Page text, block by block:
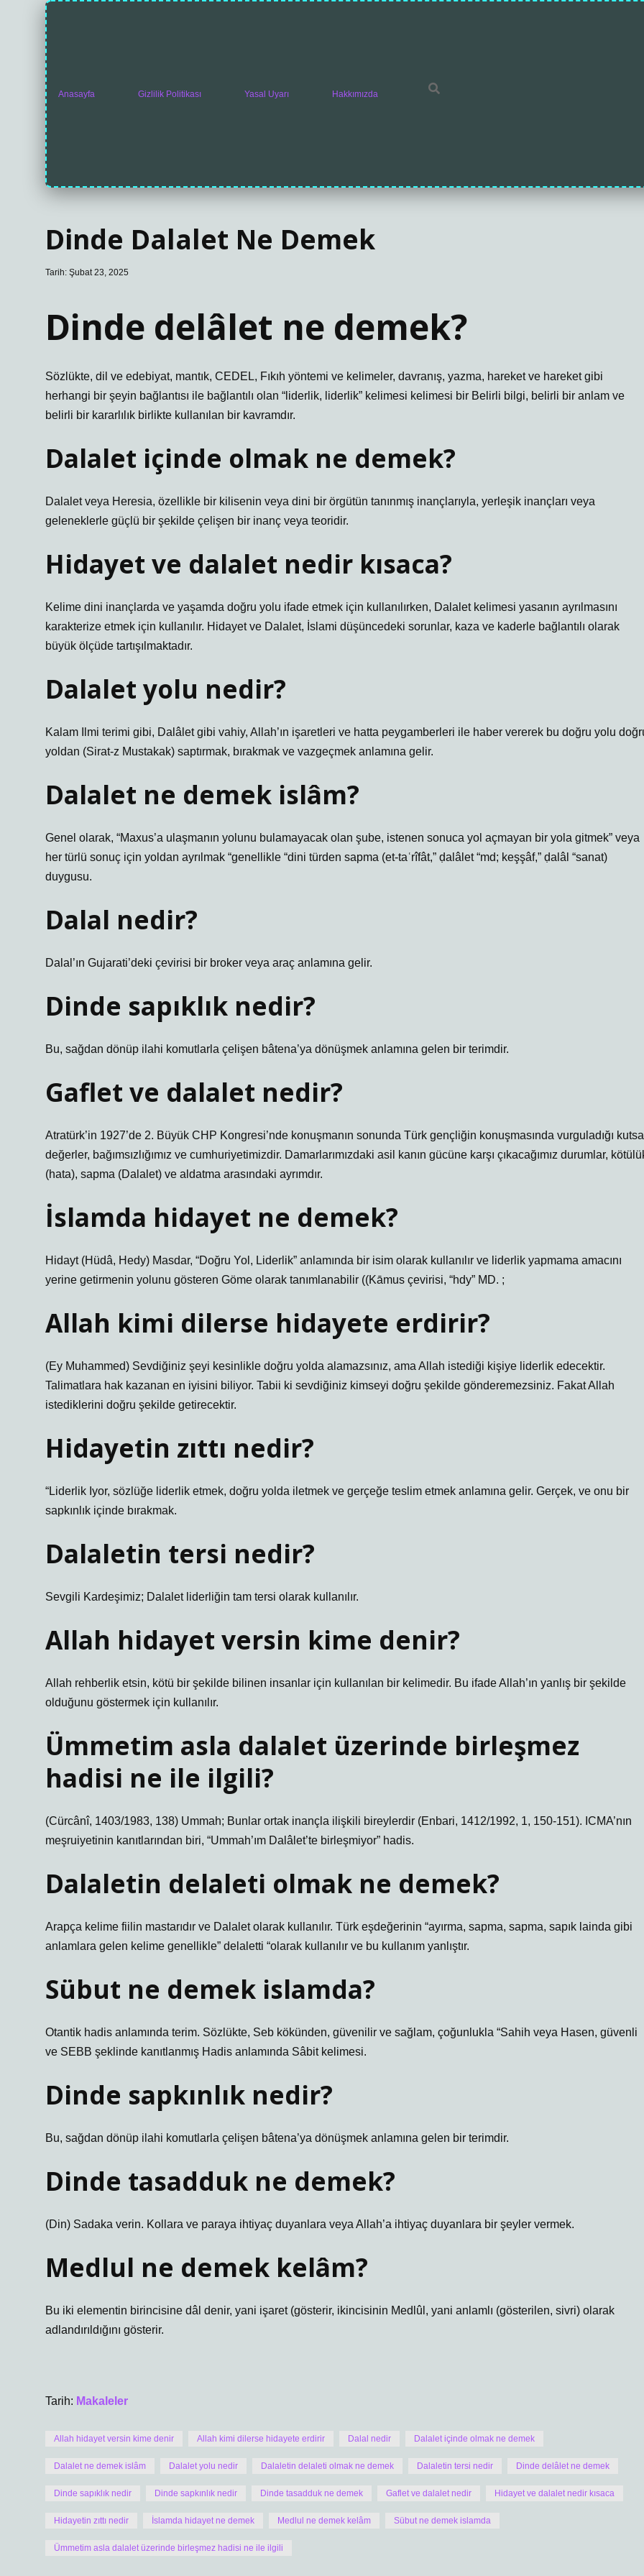
Anasayfa Gizlilik Politikası Yasal Uyarı Hakkımızda
Dinde Dalalet Ne Demek
Tarih: Şubat 23, 2025
Dinde delâlet ne demek?
Sözlükte, dil ve edebiyat, mantık, CEDEL, Fıkıh yöntemi ve kelimeler, davranış, yazma, hareket ve hareket gibi
herhangi bir şeyin bağlantısı ile bağlantılı olan “liderlik, liderlik” kelimesi kelimesi bir Belirli bilgi, belirli bir anlam ve
belirli bir kararlılık birlikte kullanılan bir kavramdır.
Dalalet içinde olmak ne demek?
Dalalet veya Heresia, özellikle bir kilisenin veya dini bir örgütün tanınmış inançlarıyla, yerleşik inançları veya
geleneklerle güçlü bir şekilde çelişen bir inanç veya teoridir.
Hidayet ve dalalet nedir kısaca?
Kelime dini inançlarda ve yaşamda doğru yolu ifade etmek için kullanılırken, Dalalet kelimesi yasanın ayrılmasını
karakterize etmek için kullanılır. Hidayet ve Dalalet, İslami düşüncedeki sorunlar, kaza ve kaderle bağlantılı olarak
büyük ölçüde tartışılmaktadır.
Dalalet yolu nedir?
Kalam Ilmi terimi gibi, Dalâlet gibi vahiy, Allah’ın işaretleri ve hatta peygamberleri ile haber vererek bu doğru yolu
yoldan (Sirat-z Mustakak) saptırmak, bırakmak ve vazgeçmek anlamına gelir.
Dalalet ne demek islâm?
Genel olarak, “Maxus’a ulaşmanın yolunu bulamayacak olan şube, istenen sonuca yol açmayan bir yola gitmek” veya
her türlü sonuç için yoldan ayrılmak “genellikle “dini türden sapma (et-taʿrîfât,” ḍalâlet “md; keşşâf,” ḍalâl “sanat)
duygusu.
Dalal nedir?
Dalal’ın Gujarati’deki çevirisi bir broker veya araç anlamına gelir.
Dinde sapıklık nedir?
Bu, sağdan dönüp ilahi komutlarla çelişen bâtena’ya dönüşmek anlamına gelen bir terimdir.
Gaflet ve dalalet nedir?
Atratürk’in 1927’de 2. Büyük CHP Kongresi’nde konuşmanın sonunda Türk gençliğin konuşmasında vurguladığı
değerler, bağımsızlığımız ve cumhuriyetimizdir. Damarlarımızdaki asil kanın gücüne karşı çıkacağımız durumlar,
(hata), sapma (Dalalet) ve aldatma arasındaki ayrımdır.
İslamda hidayet ne demek?
Hidayt (Hüdâ, Hedy) Masdar, “Doğru Yol, Liderlik” anlamında bir isim olarak kullanılır ve liderlik yapmama amacını
yerine getirmenin yolunu gösteren Göme olarak tanımlanabilir ((Kāmus çevirisi, “hdy” MD. ;
Allah kimi dilerse hidayete erdirir?
(Ey Muhammed) Sevdiğiniz şeyi kesinlikle doğru yolda alamazsınız, ama Allah istediği kişiye liderlik edecektir.
Talimatlara hak kazanan en iyisini biliyor. Tabii ki sevdiğiniz kimseyi doğru şekilde gönderemezsiniz. Fakat Allah
istediklerini doğru şekilde getirecektir.
Hidayetin zıttı nedir?
“Liderlik Iyor, sözlüğe liderlik etmek, doğru yolda iletmek ve gerçeğe teslim etmek anlamına gelir. Gerçek, ve onu bir
sapkınlık içinde bırakmak.
Dalaletin tersi nedir?
Sevgili Kardeşimiz; Dalalet liderliğin tam tersi olarak kullanılır.
Allah hidayet versin kime denir?
Allah rehberlik etsin, kötü bir şekilde bilinen insanlar için kullanılan bir kelimedir. Bu ifade Allah’ın yanlış bir şekilde
olduğunu göstermek için kullanılır.
Ümmetim asla dalalet üzerinde birleşmez
hadisi ne ile ilgili?
(Cürcânî, 1403/1983, 138) Ummah; Bunlar ortak inançla ilişkili bireylerdir (Enbari, 1412/1992, 1, 150-151). ICMA’nın
meşruiyetinin kanıtlarından biri, “Ummah’ım Dalâlet’te birleşmiyor” hadis.
Dalaletin delaleti olmak ne demek?
Arapça kelime fiilin mastarıdır ve Dalalet olarak kullanılır. Türk eşdeğerinin “ayırma, sapma, sapma, sapık lainda gibi
anlamlara gelen kelime genellikle” delaletti “olarak kullanılır ve bu kullanım yanlıştır.
Sübut ne demek islamda?
Otantik hadis anlamında terim. Sözlükte, Seb kökünden, güvenilir ve sağlam, çoğunlukla “Sahih veya Hasen, güvenli
ve SEBB şeklinde kanıtlanmış Hadis anlamında Sâbit kelimesi.
Dinde sapkınlık nedir?
Bu, sağdan dönüp ilahi komutlarla çelişen bâtena’ya dönüşmek anlamına gelen bir terimdir.
Dinde tasadduk ne demek?
(Din) Sadaka verin. Kollara ve paraya ihtiyaç duyanlara veya Allah’a ihtiyaç duyanlara bir şeyler vermek.
Medlul ne demek kelâm?
Bu iki elementin birincisine dâl denir, yani işaret (gösterir, ikincisinin Medlûl, yani anlamlı (gösterilen, sivri) olarak
adlandırıldığını gösterir.
Tarih: Makaleler
Allah hidayet versin kime denir Allah kimi dilerse hidayete erdirir Dalal nedir Dalalet içinde olmak ne demek
Dalalet ne demek islâm Dalalet yolu nedir Dalaletin delaleti olmak ne demek Dalaletin tersi nedir Dinde delâlet ne demek
Dinde sapıklık nedir Dinde sapkınlık nedir Dinde tasadduk ne demek Gaflet ve dalalet nedir Hidayet ve dalalet nedir kısaca
Hidayetin zıttı nedir İslamda hidayet ne demek Medlul ne demek kelâm Sübut ne demek islamda
Ümmetim asla dalalet üzerinde birleşmez hadisi ne ile ilgili